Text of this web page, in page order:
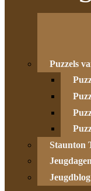
Puzzels
Staunton
Jeugdblog